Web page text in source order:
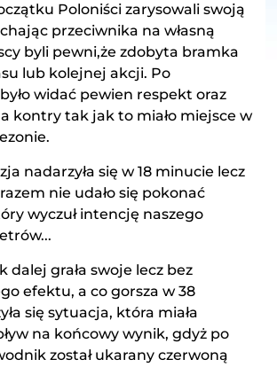
Poloniści zarysowali swoją
przeciwnika na własną
byli pewni,że zdobyta bramka
lub kolejnej akcji. Po
widać pewien respekt oraz
kontry tak jak to miało miejsce w
nadarzyła się w 18 minucie lecz
nie udało się pokonać
wyczuł intencję naszego
dalej grała swoje lecz bez
efektu, a co gorsza w 38
się sytuacja, która miała
na końcowy wynik, gdyż po
został ukarany czerwoną